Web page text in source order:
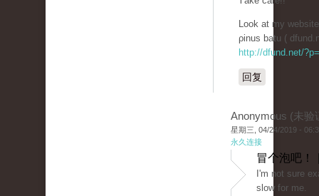
Look at my
ρinus batu (
http://dfund.net/
回复
Anonymous (未验
星期三, 04/24/2019 -
永久连接
冒个泡吧！
Ι'm not sure
slow for me.